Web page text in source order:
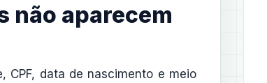
não aparecem
CPF, data de nascimento e meio